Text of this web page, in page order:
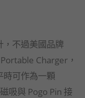
，不過美國品牌
Charger，
時可作為一顆
吸與 Pogo Pin 接